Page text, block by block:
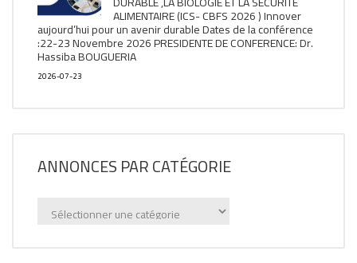
ALIMENTAIRE (ICS- CBFS 2026 ) Innover
aujourd’hui pour un avenir durable Dates de la conférence
:22-23 Novembre 2026 PRESIDENTE DE CONFERENCE: Dr.
Hassiba BOUGUERIA
2026-07-23
ANNONCES PAR CATÉGORIE
Annonces